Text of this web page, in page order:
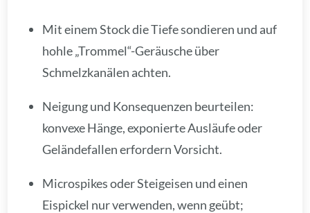
Mit einem Stock die Tiefe sondieren und auf
hohle „Trommel“-Geräusche über
Schmelzkanälen achten.
Neigung und Konsequenzen beurteilen:
konvexe Hänge, exponierte Ausläufe oder
Geländefallen erfordern Vorsicht.
Microspikes oder Steigeisen und einen
Eispickel nur verwenden, wenn geübt;